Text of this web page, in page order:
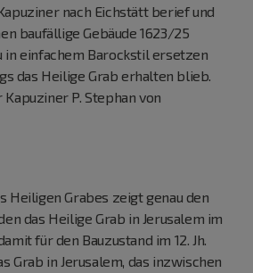
nach Eichstätt berief und
baufällige Gebäude 1623/25
in einfachem Barockstil ersetzen
das Heilige Grab erhalten blieb.
P. Stephan von
Heiligen Grabes zeigt genau den
das Heilige Grab in Jerusalem im
für den Bauzustand im 12. Jh.
Grab in Jerusalem, das inzwischen